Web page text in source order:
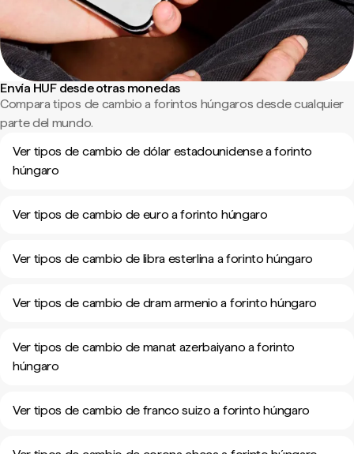
Envía HUF desde otras monedas
Compara tipos de cambio a forintos húngaros desde cualquier
parte del mundo.
Ver tipos de cambio de dólar estadounidense a forinto
húngaro
Ver tipos de cambio de euro a forinto húngaro
Ver tipos de cambio de libra esterlina a forinto húngaro
Ver tipos de cambio de dram armenio a forinto húngaro
Ver tipos de cambio de manat azerbaiyano a forinto
húngaro
Ver tipos de cambio de franco suizo a forinto húngaro